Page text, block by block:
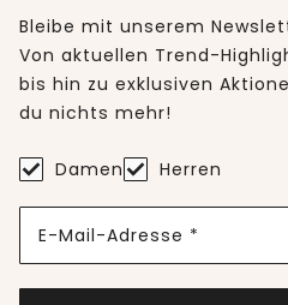
Bleibe mit unserem
Von aktuellen Trend-
bis hin zu exklusiven
du nichts mehr!
Damen Herren
E-Mail-Adresse *